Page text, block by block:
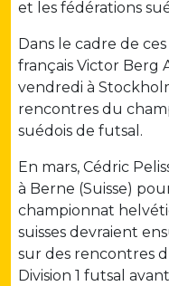
et les fédérations
Dans le cadre de
français Victor Berg
vendredi à
rencontres du
suédois de futsal.
En mars, Cédric
à Berne (Suisse)
championnat
suisses devraient
sur des rencontres
Division 1 futsal